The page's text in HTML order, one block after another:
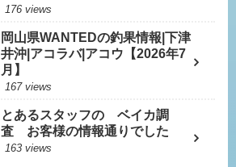
176 views
岡山県WANTEDの釣果情報|下津
井沖|アコラバ|アコウ【2026年7
月】
167 views
とあるスタッフの ベイカ調
査 お客様の情報通りでした
163 views